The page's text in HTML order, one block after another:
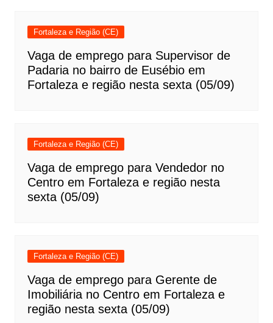
Fortaleza e Região (CE)
Vaga de emprego para Supervisor de
Padaria no bairro de Eusébio em
Fortaleza e região nesta sexta (05/09)
Fortaleza e Região (CE)
Vaga de emprego para Vendedor no
Centro em Fortaleza e região nesta
sexta (05/09)
Fortaleza e Região (CE)
Vaga de emprego para Gerente de
Imobiliária no Centro em Fortaleza e
região nesta sexta (05/09)